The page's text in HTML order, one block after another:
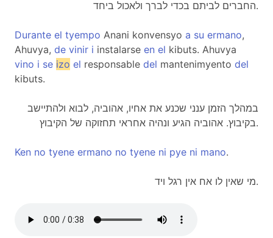
החברים לביתם בכדי לברך ולאכול ביחד.
Durante el tyempo Anani konvensyo a su ermano,
Ahuvya, de vinir i instalarse en el kibuts. Ahuvya
vino i se izo el responsable del mantenimyento del
kibuts.
במהלך הזמן ענני שכנע את אחיו, אהוביה, לבוא ולהתיישב
בקיבוץ. אהוביה הגיע ונהיה אחראי תחזוקה של הקיבוץ.
Ken no tyene ermano no tyene ni pye ni mano.
מי שאין לו אח אין רגל ויד.